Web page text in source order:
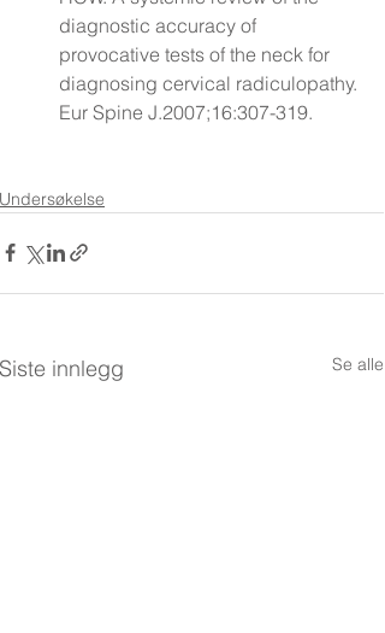
diagnostic accuracy of
provocative tests of the neck for
diagnosing cervical radiculopathy.
Eur Spine J.2007;16:307-319.
Undersøkelse
Siste innlegg Se alle